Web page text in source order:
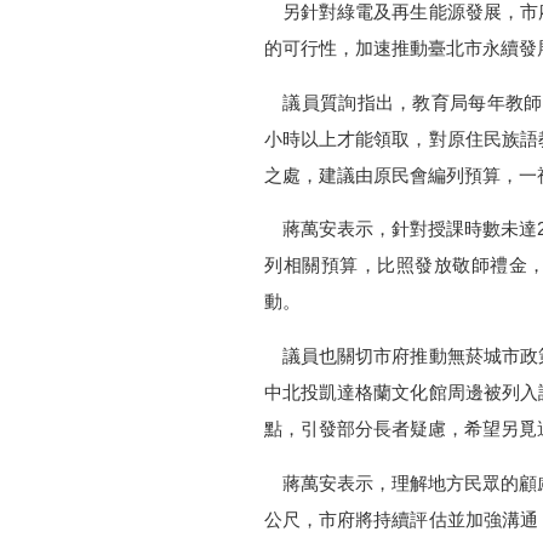
另針對綠電及再生能源發展，市
的可行性，加速推動臺北市永續
議員質詢指出，教育局每年教
小時以上才能領取，對原住民族
之處，建議由原民會編列預算，一
蔣萬安表示，針對授課時數未達
列相關預算，比照發放敬師禮金
動。
議員也關切市府推動無菸城市政
中北投凱達格蘭文化館周邊被列
點，引發部分長者疑慮，希望另覓
蔣萬安表示，理解地方民眾的顧
公尺，市府將持續評估並加強溝